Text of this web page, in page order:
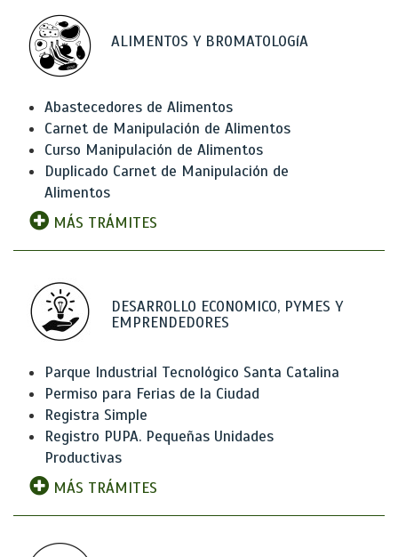
ALIMENTOS Y BROMATOLOGíA
Abastecedores de Alimentos
Carnet de Manipulación de Alimentos
Curso Manipulación de Alimentos
Duplicado Carnet de Manipulación de
Alimentos
MÁS TRÁMITES
DESARROLLO ECONOMICO, PYMES Y
EMPRENDEDORES
Parque Industrial Tecnológico Santa Catalina
Permiso para Ferias de la Ciudad
Registra Simple
Registro PUPA. Pequeñas Unidades
Productivas
MÁS TRÁMITES